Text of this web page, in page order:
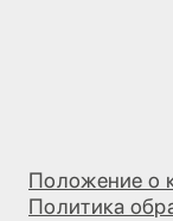
Положение о
Политика